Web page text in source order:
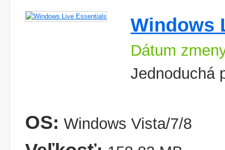
Windows
Dátum
Jednoduchá
OS: Windows Vista/7/8